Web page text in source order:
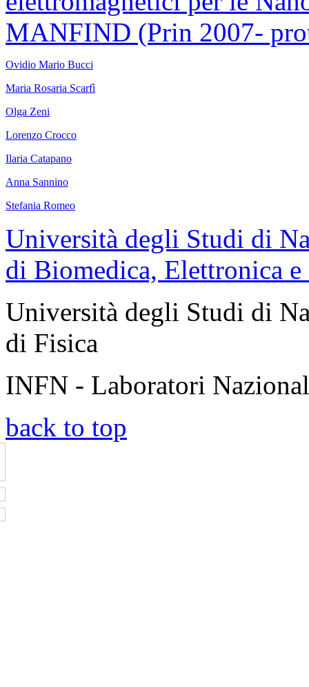
MANFIND (Prin 2007-
Ovidio Mario Bucci
Maria Rosaria Scarfì
Olga Zeni
Lorenzo Crocco
Ilaria Catapano
Anna Sannino
Stefania Romeo
Università degli Studi di
di Biomedica, Elettronica
Università degli Studi di
di Fisica
INFN - Laboratori
back to top